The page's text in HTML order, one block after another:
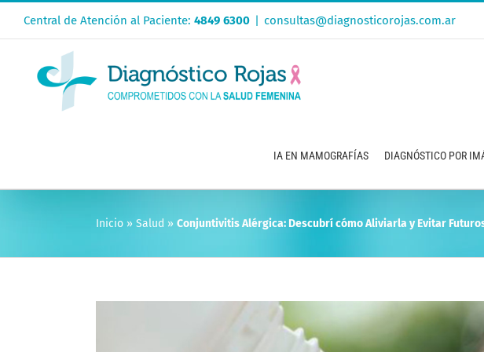
Central de Atención al Paciente: 4849 6300 | consultas@diagnosticorojas.com.ar
IA EN MAMOGRAFÍAS DIAGNÓSTICO POR
Inicio » Salud » Conjuntivitis Alérgica: Descubrí cómo Aliviarla y Evitar